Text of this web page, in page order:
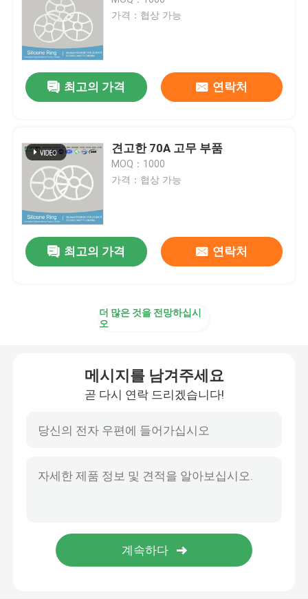
NBR O링
FKM O링
실리콘 오우는 울립니다
엡디엠 O링
월폼은 밀봉합니다
테플론은 O링을 코팅했습니다
백업된 링
접착시일
O링 장비
가격：협상 가능
최고의 가격 연락처
견고한 70A 고무 부품
MOQ：1000
가격：협상 가능
최고의 가격 연락처
더 많은 것을 전망하십시
오
메시지를 남겨주세요
곧 다시 연락 드리겠습니다!